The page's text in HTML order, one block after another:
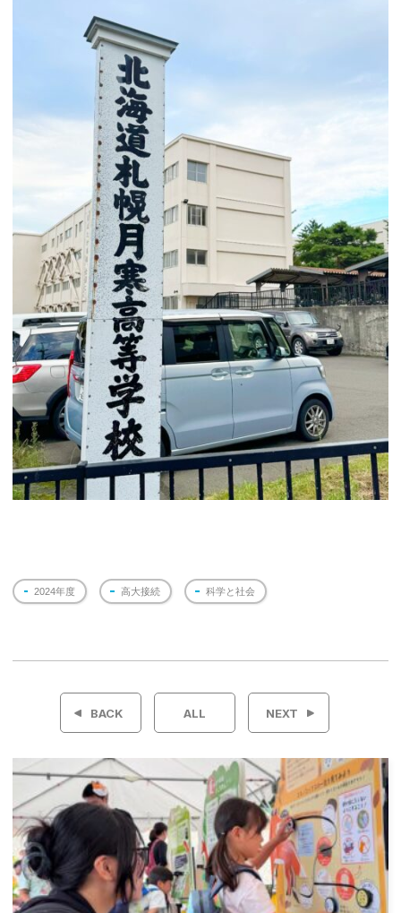
2024年度 高大接続 科学と社会
投
ビ
ゲ
ー
シ
BACK ALL NEXT